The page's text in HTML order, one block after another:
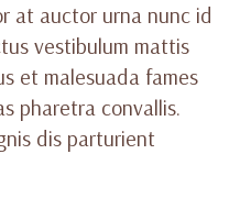
at auctor urna nunc id
vestibulum mattis
et malesuada fames
pharetra convallis.
dis parturient